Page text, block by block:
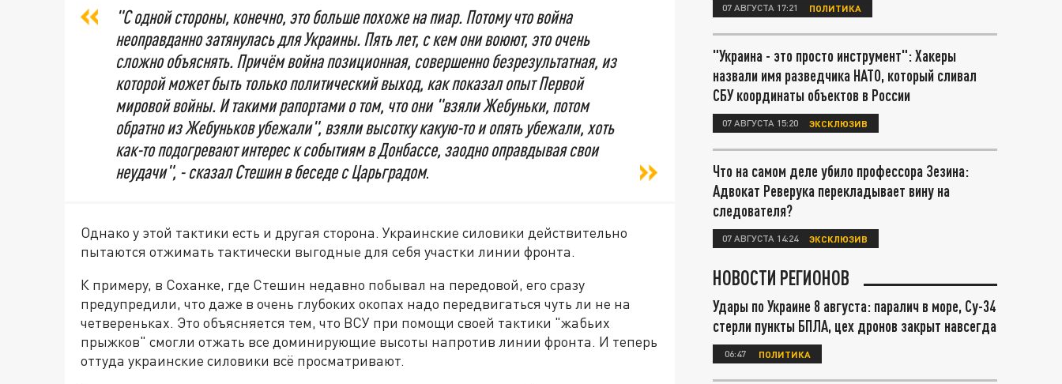
"С одной стороны, конечно, это больше похоже на пиар. Потому что война
неоправданно затянулась для Украины. Пять лет, с кем они воюют, это очень
сложно объяснять. Причём война позиционная, совершенно безрезультатная, из
которой может быть только политический выход, как показал опыт Первой
мировой войны. И такими рапортами о том, что они "взяли Жебуньки, потом
обратно из Жебуньков убежали", взяли высотку какую-то и опять убежали, хоть
как-то подогревают интерес к событиям в Донбассе, заодно оправдывая свои
неудачи", - сказал Стешин в беседе с Царьградом.
Однако у этой тактики есть и другая сторона. Украинские силовики действительно
пытаются отжимать тактически выгодные для себя участки линии фронта.
К примеру, в Соханке, где Стешин недавно побывал на передовой, его сразу
предупредили, что даже в очень глубоких окопах надо передвигаться чуть ли не на
четвереньках. Это объясняется тем, что ВСУ при помощи своей тактики "жабьих
прыжков" смогли отжать все доминирующие высоты напротив линии фронта. И теперь
оттуда украинские силовики всё просматривают.
07 АВГУСТА 17:21 ПОЛИТИКА
"Украина - это просто инструмент": Хакеры
назвали имя разведчика НАТО, который сливал
СБУ координаты объектов в России
07 АВГУСТА 15:20 ЭКСКЛЮЗИВ
Что на самом деле убило профессора Зезина:
Адвокат Реверука перекладывает вину на
следователя?
07 АВГУСТА 14:24 ЭКСКЛЮЗИВ
НОВОСТИ РЕГИОНОВ
Удары по Украине 8 августа: паралич в море, Су-34
стерли пункты БПЛА, цех дронов закрыт навсегда
06:47 ПОЛИТИКА